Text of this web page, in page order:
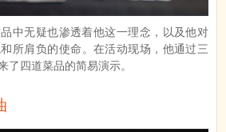
中无疑也渗透着他这一理念，以及他对
所肩负的使命。在活动现场，他通过三
了四道菜品的简易演示。